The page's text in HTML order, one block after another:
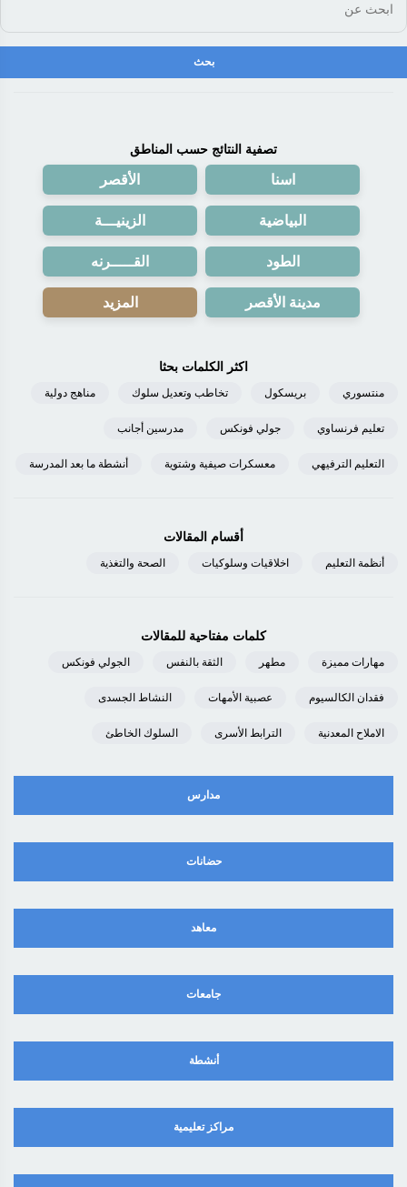
تصفية النتائج حسب المناطق
اسنا اﻷقصر
البياضية الزينيـــة
الطود القـــــرنه
مدينة الأقصر المزيد
اكثر الكلمات بحثا
منتسوري بريسكول تخاطب وتعديل سلوك مناهج دولية
تعليم فرنساوي جولي فونكس مدرسين أجانب
التعليم الترفيهي معسكرات صيفية وشتوية أنشطة ما بعد المدرسة
أقسام المقالات
أنظمة التعليم اخلاقيات وسلوكيات الصحة والتغذية
كلمات مفتاحية للمقالات
مهارات مميزة مطهر الثقة بالنفس الجولي فونكس
فقدان الكالسيوم عصبية الأمهات النشاط الجسدى
الاملاح المعدنية الترابط الأسرى السلوك الخاطئ
مدارس
حضانات
معاهد
جامعات
أنشطة
مراكز تعليمية